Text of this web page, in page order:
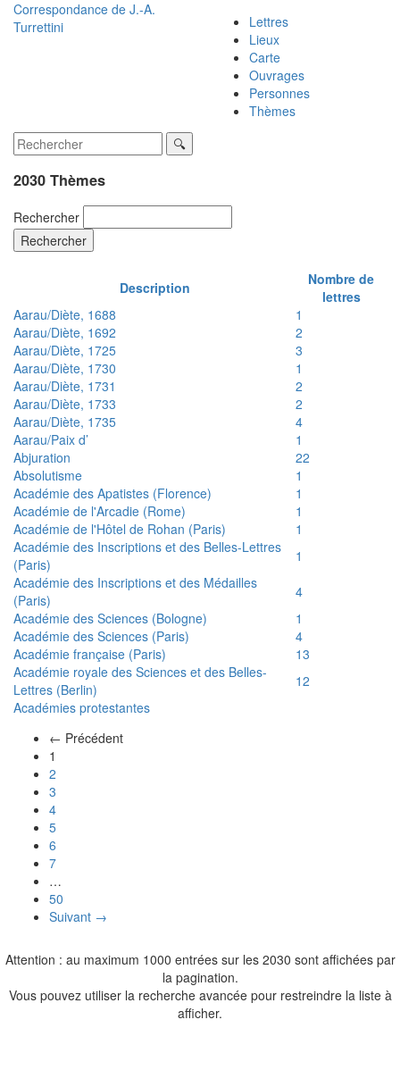
Correspondance de J.-A.
Turrettini
Lettres
Lieux
Carte
Ouvrages
Personnes
Thèmes
2030 Thèmes
Rechercher
Rechercher
Description
Nombre de
lettres
Aarau/Diète, 1688
1
Aarau/Diète, 1692
2
Aarau/Diète, 1725
3
Aarau/Diète, 1730
1
Aarau/Diète, 1731
2
Aarau/Diète, 1733
2
Aarau/Diète, 1735
4
Aarau/Paix d’
1
Abjuration
22
Absolutisme
1
Académie des Apatistes (Florence)
1
Académie de l'Arcadie (Rome)
1
Académie de l'Hôtel de Rohan (Paris)
1
Académie des Inscriptions et des Belles-Lettres
(Paris)
1
Académie des Inscriptions et des Médailles
(Paris)
4
Académie des Sciences (Bologne)
1
Académie des Sciences (Paris)
4
Académie française (Paris)
13
Académie royale des Sciences et des Belles-
Lettres (Berlin)
12
Académies protestantes
← Précédent
1
2
3
4
5
6
7
…
50
Suivant →
Attention : au maximum 1000 entrées sur les 2030 sont affichées par
la pagination.
Vous pouvez utiliser la recherche avancée pour restreindre la liste à
afficher.